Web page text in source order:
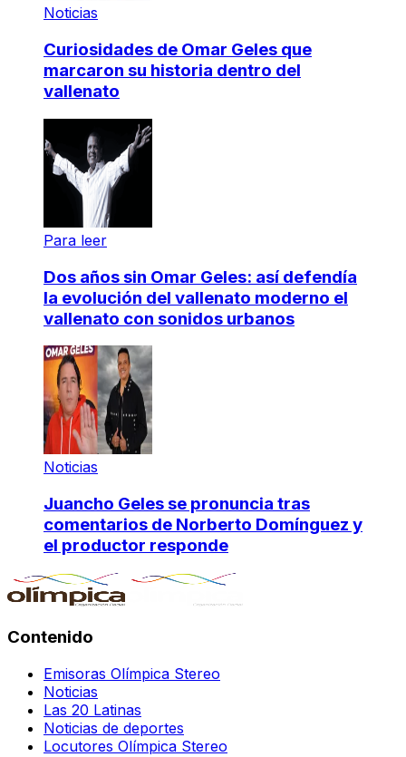
Noticias
Curiosidades de Omar Geles que
marcaron su historia dentro del
vallenato
Para leer
Dos años sin Omar Geles: así defendía
la evolución del vallenato moderno el
vallenato con sonidos urbanos
Noticias
Juancho Geles se pronuncia tras
comentarios de Norberto Domínguez y
el productor responde
Contenido
Emisoras Olímpica Stereo
Noticias
Las 20 Latinas
Noticias de deportes
Locutores Olímpica Stereo